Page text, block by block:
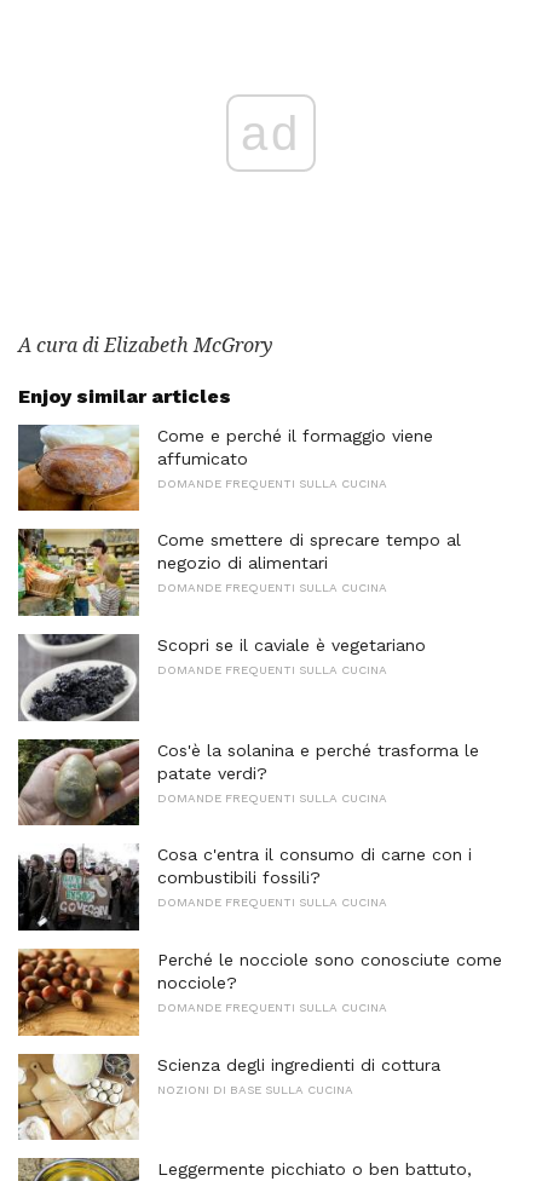
ad
A cura di Elizabeth McGrory
Enjoy similar articles
Come e perché il formaggio viene
affumicato
DOMANDE FREQUENTI SULLA CUCINA
Come smettere di sprecare tempo al
negozio di alimentari
DOMANDE FREQUENTI SULLA CUCINA
Scopri se il caviale è vegetariano
DOMANDE FREQUENTI SULLA CUCINA
Cos'è la solanina e perché trasforma le
patate verdi?
DOMANDE FREQUENTI SULLA CUCINA
Cosa c'entra il consumo di carne con i
combustibili fossili?
DOMANDE FREQUENTI SULLA CUCINA
Perché le nocciole sono conosciute come
nocciole?
DOMANDE FREQUENTI SULLA CUCINA
Scienza degli ingredienti di cottura
NOZIONI DI BASE SULLA CUCINA
Leggermente picchiato o ben battuto,